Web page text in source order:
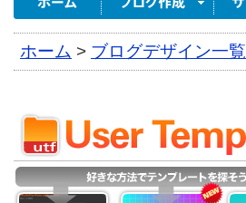
ホーム > ブログデザイン一覧